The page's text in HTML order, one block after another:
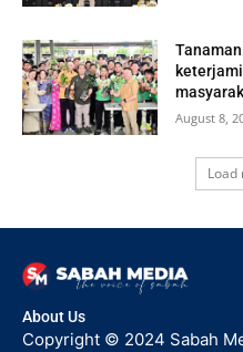
August 8,
Load
About Us
Copyright © 2024 Sabah